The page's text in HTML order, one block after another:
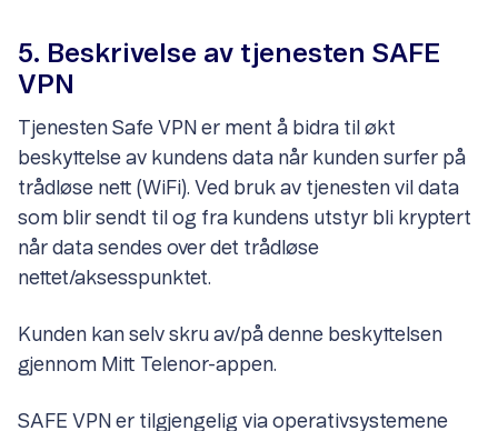
5. Beskrivelse av tjenesten SAFE
VPN
Tjenesten Safe VPN er ment å bidra til økt
beskyttelse av kundens data når kunden surfer på
trådløse nett (WiFi). Ved bruk av tjenesten vil data
som blir sendt til og fra kundens utstyr bli kryptert
når data sendes over det trådløse
nettet/aksesspunktet.
Kunden kan selv skru av/på denne beskyttelsen
gjennom Mitt Telenor-appen.
SAFE VPN er tilgjengelig via operativsystemene